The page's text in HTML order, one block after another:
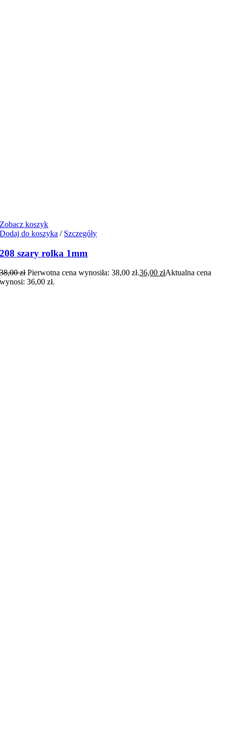
Zobacz koszyk
Dodaj do koszyka / Szczegóły
208 szary rolka 1mm
38,00zł Pierwotna cena wynosiła: 38,00 zł.36,00złAktualna cena
wynosi: 36,00 zł.